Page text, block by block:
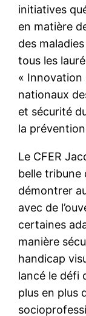
initiatives
en matière
des
tous les
« Innovation
nationaux
et sécurité
la
Le CFER
belle tribune
démontrer
avec de
certaines
manière
handicap
lancé le défi
plus en plus